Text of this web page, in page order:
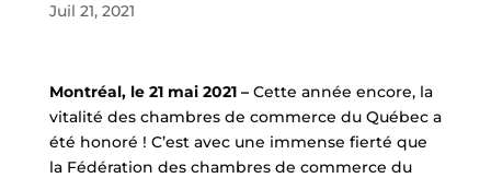
Juil 21, 2021
Montréal, le 21 mai 2021 –Cette année encore, la
vitalité des chambres de commerce du Québec a
été honoré ! C’est avec une immense fierté que
la Fédération des chambres de commerce du